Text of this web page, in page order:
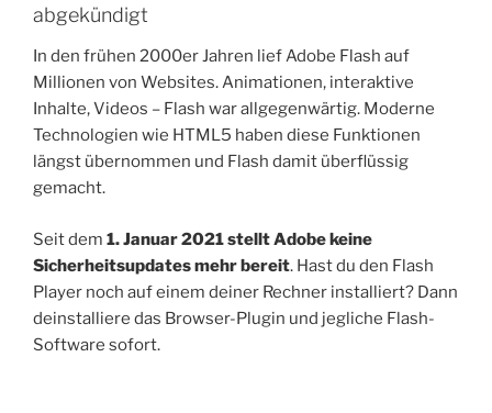
abgekündigt
In den frühen 2000er Jahren lief Adobe Flash auf
Millionen von Websites. Animationen, interaktive
Inhalte, Videos – Flash war allgegenwärtig. Moderne
Technologien wie HTML5 haben diese Funktionen
längst übernommen und Flash damit überflüssig
gemacht.
Seit dem 1. Januar 2021 stellt Adobe keine
Sicherheitsupdates mehr bereit. Hast du den Flash
Player noch auf einem deiner Rechner installiert? Dann
deinstalliere das Browser-Plugin und jegliche Flash-
Software sofort.